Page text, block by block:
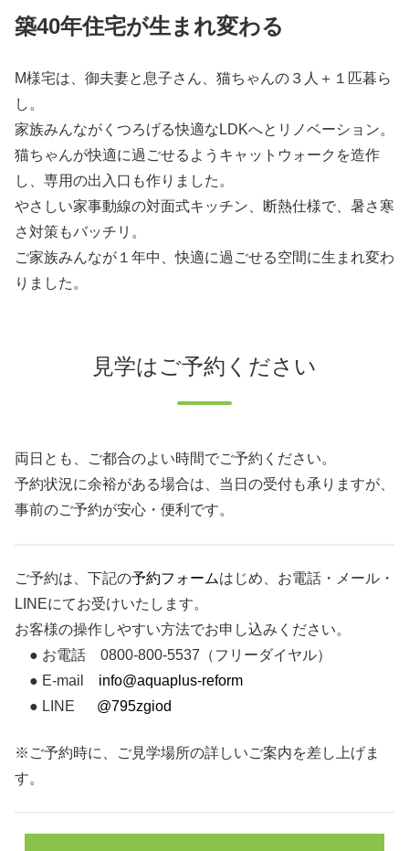
築40年住宅が生まれ変わる
M様宅は、御夫妻と息子さん、猫ちゃんの３人＋１匹暮ら
し。
家族みんながくつろげる快適なLDKへとリノベーション。
猫ちゃんが快適に過ごせるようキャットウォークを造作
し、専用の出入口も作りました。
やさしい家事動線の対面式キッチン、断熱仕様で、暑さ寒
さ対策もバッチリ。
ご家族みんなが１年中、快適に過ごせる空間に生まれ変わ
りました。
見学はご予約ください
両日とも、ご都合のよい時間でご予約ください。
予約状況に余裕がある場合は、当日の受付も承りますが、
事前のご予約が安心・便利です。
ご予約は、下記の予約フォームはじめ、お電話・メール・
LINEにてお受けいたします。
お客様の操作しやすい方法でお申し込みください。
● お電話 0800-800-5537（フリーダイヤル）
● E-mail info@aquaplus-reform
● LINE @795zgiod
※ご予約時に、ご見学場所の詳しいご案内を差し上げま
す。